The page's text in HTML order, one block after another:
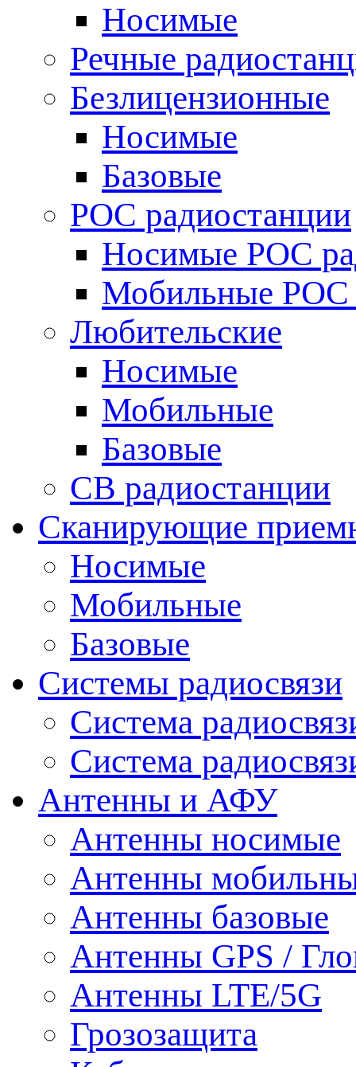
Носимые
Речные
Безлицензионные
Носимые
Базовые
POC радиостанции
Носимые POC
Мобильные POC
Любительские
Носимые
Мобильные
Базовые
CB радиостанции
Сканирующие
Носимые
Мобильные
Базовые
Системы радиосвязи
Система
Система
Антенны и АФУ
Антенны носимые
Антенны
Антенны базовые
Антенны GPS /
Антенны LTE/5G
Грозозащита